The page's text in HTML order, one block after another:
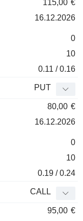
115,00 €
16.12.2026
0
10
0.11 / 0.16
PUT
80,00 €
16.12.2026
0
10
0.19 / 0.24
CALL
95,00 €